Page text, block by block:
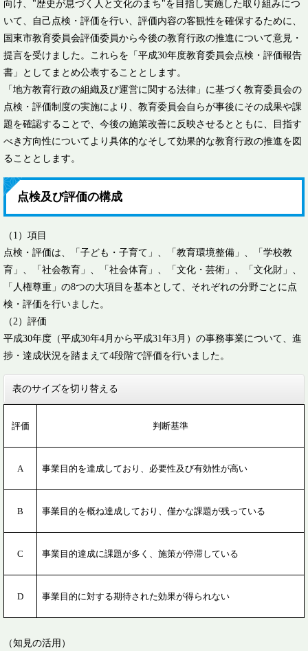
向け、"歴史が息づく人と文化のまち"を目指し実施した取り組みにつ
いて、自己点検・評価を行い、評価内容の客観性を確保するために、
国東市教育委員会評価委員から今後の教育行政の推進について意見・
提言を受けました。これらを「平成30年度教育委員会点検・評価報告
書」としてまとめ公表することとします。
「地方教育行政の組織及び運営に関する法律」に基づく教育委員会の
点検・評価制度の実施により、教育委員会自らが事後にその成果や課
題を確認することで、今後の施策改善に反映させるとともに、目指す
べき方向性についてより具体的なそして効果的な教育行政の推進を図
ることとします。
点検及び評価の構成
（1）項目
点検・評価は、「子ども・子育て」、「教育環境整備」、「学校教
育」、「社会教育」、「社会体育」、「文化・芸術」、「文化財」、
「人権尊重」の8つの大項目を基本として、それぞれの分野ごとに点
検・評価を行いました。
（2）評価
平成30年度（平成30年4月から平成31年3月）の事務事業について、進
捗・達成状況を踏まえて4段階で評価を行いました。
表のサイズを切り替える
評価 判断基準
A 事業目的を達成しており、必要性及び有効性が高い
B 事業目的を概ね達成しており、僅かな課題が残っている
C 事業目的達成に課題が多く、施策が停滞している
D 事業目的に対する期待された効果が得られない
（知見の活用）